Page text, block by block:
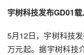
宇树科技发布GD01
5月12日，宇树科技
万元起。据宇树科技